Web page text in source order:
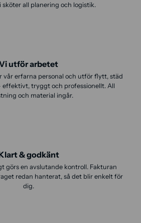
sköter all planering och logistik.
utför arbetet
vår erfarna personal och utför flytt, städ
effektivt, tryggt och professionellt. All
och material ingår.
& godkänt
görs en avslutande kontroll. Fakturan
redan hanterat, så det blir enkelt för
dig.